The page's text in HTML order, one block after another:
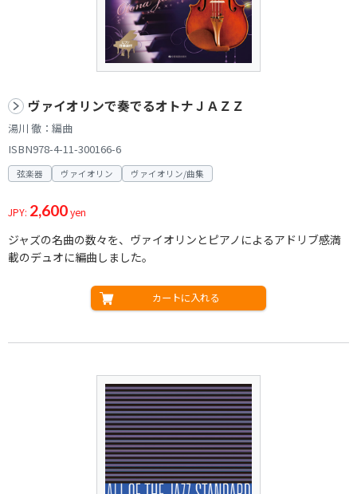
ヴァイオリンで奏でるオトナＪＡＺＺ
湯川 徹：編曲
ISBN978-4-11-300166-6
弦楽器 ヴァイオリン ヴァイオリン/曲集
JPY: 2,600yen
ジャズの名曲の数々を、ヴァイオリンとピアノによるアドリブ感満
載のデュオに編曲しました。
カートに入れる